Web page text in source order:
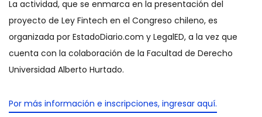
La actividad, que se enmarca en la presentación del
proyecto de Ley Fintech en el Congreso chileno, es
organizada por EstadoDiario.com y LegalED, a la vez que
cuenta con la colaboración de la Facultad de Derecho
Universidad Alberto Hurtado.
Por más información e inscripciones, ingresar aquí.